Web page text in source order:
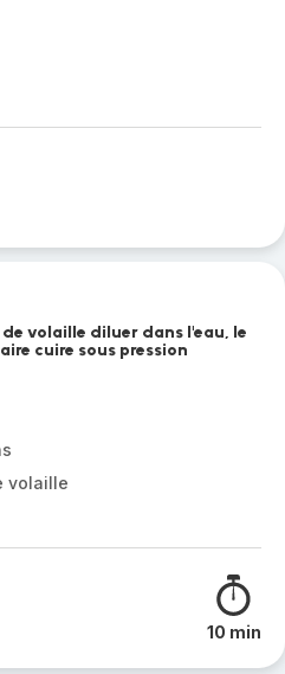
volaille diluer dans l'eau, le
cuire sous pression
volaille
10 min